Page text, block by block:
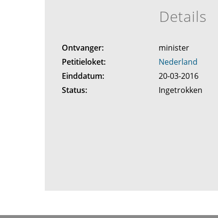
Details
Ontvanger:
minister
Petitieloket:
Nederland
Einddatum:
20-03-2016
Status:
Ingetrokken